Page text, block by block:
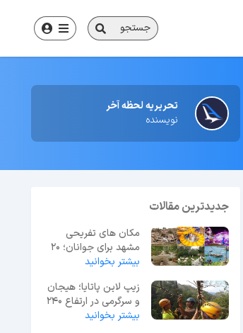
جستجو
تحریریه لحظه آخر
نویسنده
جدیدترین مقالات
مکان های تفریحی
مشهد برای جوانان؛ 20
گزینه برتر + آدرس
بیشتر بخوانید
زیپ لاین پاتایا؛ هیجان
و سرگرمی در ارتفاع 240
متری
بیشتر بخوانید